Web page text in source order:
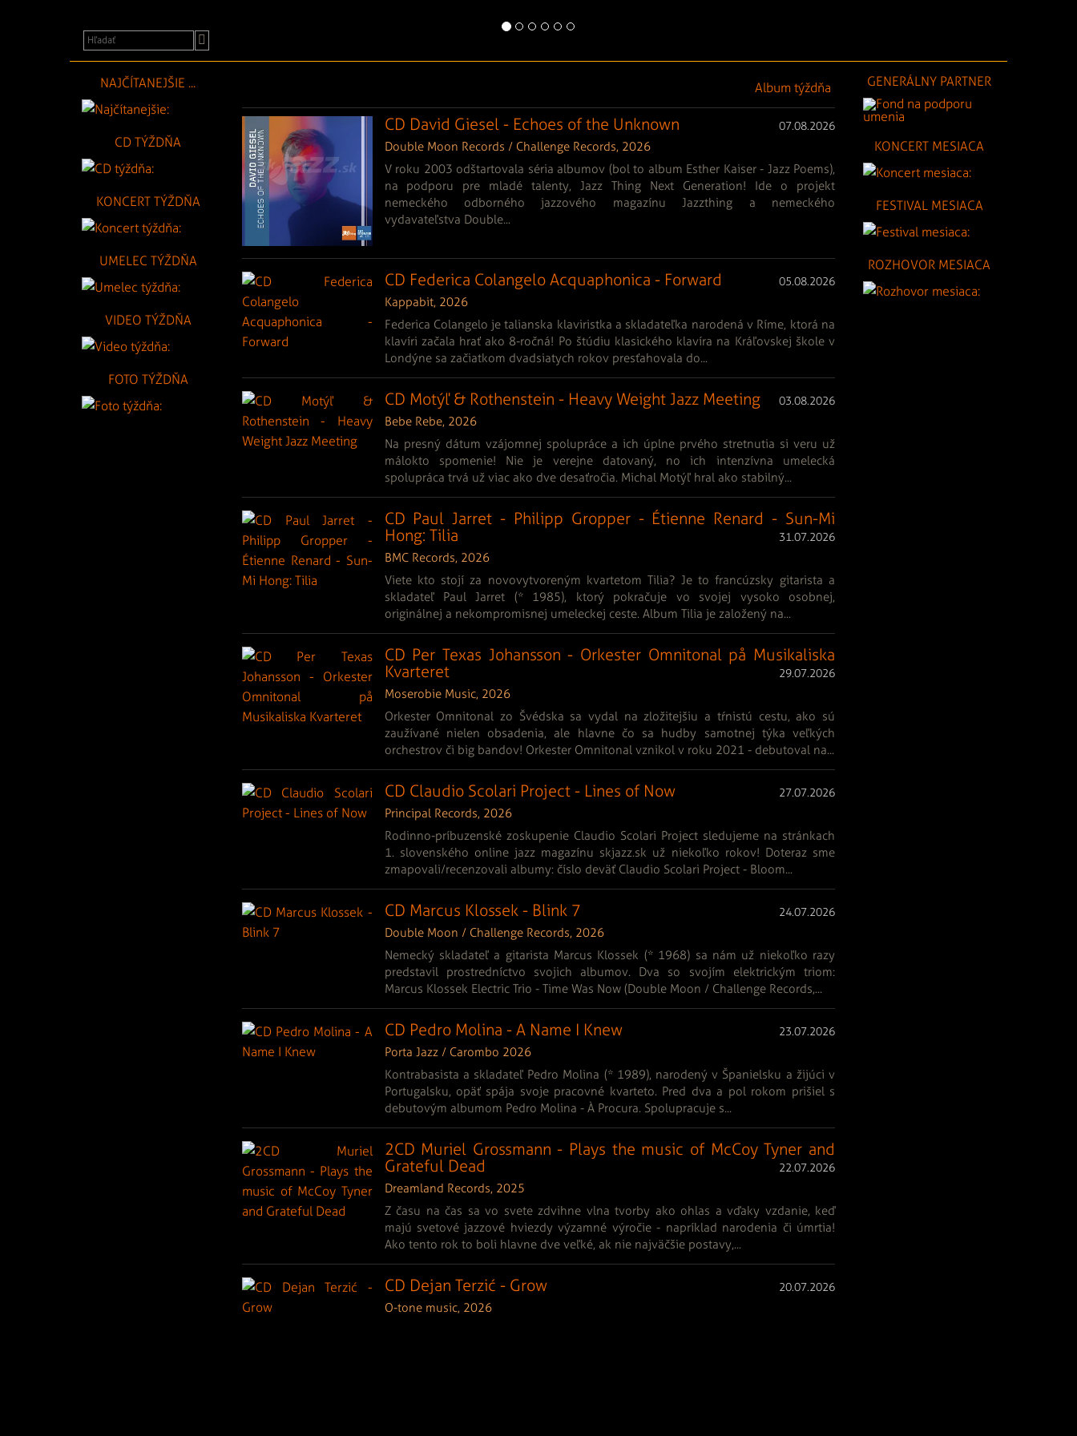
NAJČÍTANEJŠIE ...
CD TÝŽDŇA
KONCERT TÝŽDŇA
UMELEC TÝŽDŇA
VIDEO TÝŽDŇA
FOTO TÝŽDŇA
Album týždňa
CD David Giesel - Echoes of the Unknown 07.08.2026
Double Moon Records / Challenge Records, 2026
V roku 2003 odštartovala séria albumov (bol to album Esther Kaiser - Jazz Poems),
na podporu pre mladé talenty, Jazz Thing Next Generation! Ide o projekt
nemeckého odborného jazzového magazínu Jazzthing a nemeckého
vydavateľstva Double...
CD Federica Colangelo Acquaphonica - Forward 05.08.2026
Kappabit, 2026
Federica Colangelo je talianska klaviristka a skladateľka narodená v Ríme, ktorá na
klavíri začala hrať ako 8-ročná! Po štúdiu klasického klavíra na Kráľovskej škole v
Londýne sa začiatkom dvadsiatych rokov presťahovala do...
CD Motýľ & Rothenstein - Heavy Weight Jazz Meeting 03.08.2026
Bebe Rebe, 2026
Na presný dátum vzájomnej spolupráce a ich úplne prvého stretnutia si veru už
málokto spomenie! Nie je verejne datovaný, no ich intenzívna umelecká
spolupráca trvá už viac ako dve desaťročia. Michal Motýľ hral ako stabilný...
CD Paul Jarret - Philipp Gropper - Étienne Renard - Sun-Mi
Hong: Tilia
31.07.2026
BMC Records, 2026
Viete kto stojí za novovytvoreným kvartetom Tilia? Je to francúzsky gitarista a
skladateľ Paul Jarret (* 1985), ktorý pokračuje vo svojej vysoko osobnej,
originálnej a nekompromisnej umeleckej ceste. Album Tilia je založený na...
CD Per Texas Johansson - Orkester Omnitonal på Musikaliska
Kvarteret
29.07.2026
Moserobie Music, 2026
Orkester Omnitonal zo Švédska sa vydal na zložitejšiu a tŕnistú cestu, ako sú
zaužívané nielen obsadenia, ale hlavne čo sa hudby samotnej týka veľkých
orchestrov či big bandov! Orkester Omnitonal vznikol v roku 2021 - debutoval na...
CD Claudio Scolari Project - Lines of Now 27.07.2026
Principal Records, 2026
Rodinno-príbuzenské zoskupenie Claudio Scolari Project sledujeme na stránkach
1. slovenského online jazz magazínu skjazz.sk už niekoľko rokov! Doteraz sme
zmapovali/recenzovali albumy: číslo deväť Claudio Scolari Project - Bloom...
CD Marcus Klossek - Blink 7 24.07.2026
Double Moon / Challenge Records, 2026
Nemecký skladateľ a gitarista Marcus Klossek (* 1968) sa nám už niekoľko razy
predstavil prostredníctvo svojich albumov. Dva so svojím elektrickým triom:
Marcus Klossek Electric Trio - Time Was Now (Double Moon / Challenge Records,...
CD Pedro Molina - A Name I Knew 23.07.2026
Porta Jazz / Carombo 2026
Kontrabasista a skladateľ Pedro Molina (* 1989), narodený v Španielsku a žijúci v
Portugalsku, opäť spája svoje pracovné kvarteto. Pred dva a pol rokom prišiel s
debutovým albumom Pedro Molina - À Procura. Spolupracuje s...
2CD Muriel Grossmann - Plays the music of McCoy Tyner and
Grateful Dead
22.07.2026
Dreamland Records, 2025
Z času na čas sa vo svete zdvihne vlna tvorby ako ohlas a vďaky vzdanie, keď
majú svetové jazzové hviezdy výzamné výročie - napríklad narodenia či úmrtia!
Ako tento rok to boli hlavne dve veľké, ak nie najväčšie postavy,...
CD Dejan Terzić - Grow 20.07.2026
O-tone music, 2026
GENERÁLNY PARTNER
KONCERT MESIACA
FESTIVAL MESIACA
ROZHOVOR MESIACA